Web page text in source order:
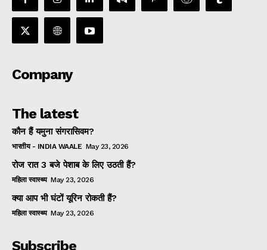
Company
The latest
कौन हैं यमुना संगरासिवम?
भारतीय - INDIA WAALE May 23, 2026
रोज रात 3 बजे पेशाब के लिए उठती हैं?
महिला स्वास्थ्य May 23, 2026
क्या आप भी घंटों यूरिन रोकती हैं?
महिला स्वास्थ्य May 23, 2026
Subscribe